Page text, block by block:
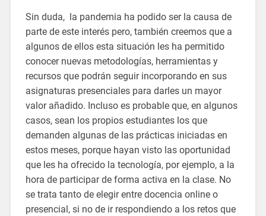
Sin duda, la pandemia ha podido ser la causa de
parte de este interés pero, también creemos que a
algunos de ellos esta situación les ha permitido
conocer nuevas metodologías, herramientas y
recursos que podrán seguir incorporando en sus
asignaturas presenciales para darles un mayor
valor añadido. Incluso es probable que, en algunos
casos, sean los propios estudiantes los que
demanden algunas de las prácticas iniciadas en
estos meses, porque hayan visto las oportunidad
que les ha ofrecido la tecnología, por ejemplo, a la
hora de participar de forma activa en la clase. No
se trata tanto de elegir entre docencia online o
presencial, si no de ir respondiendo a los retos que